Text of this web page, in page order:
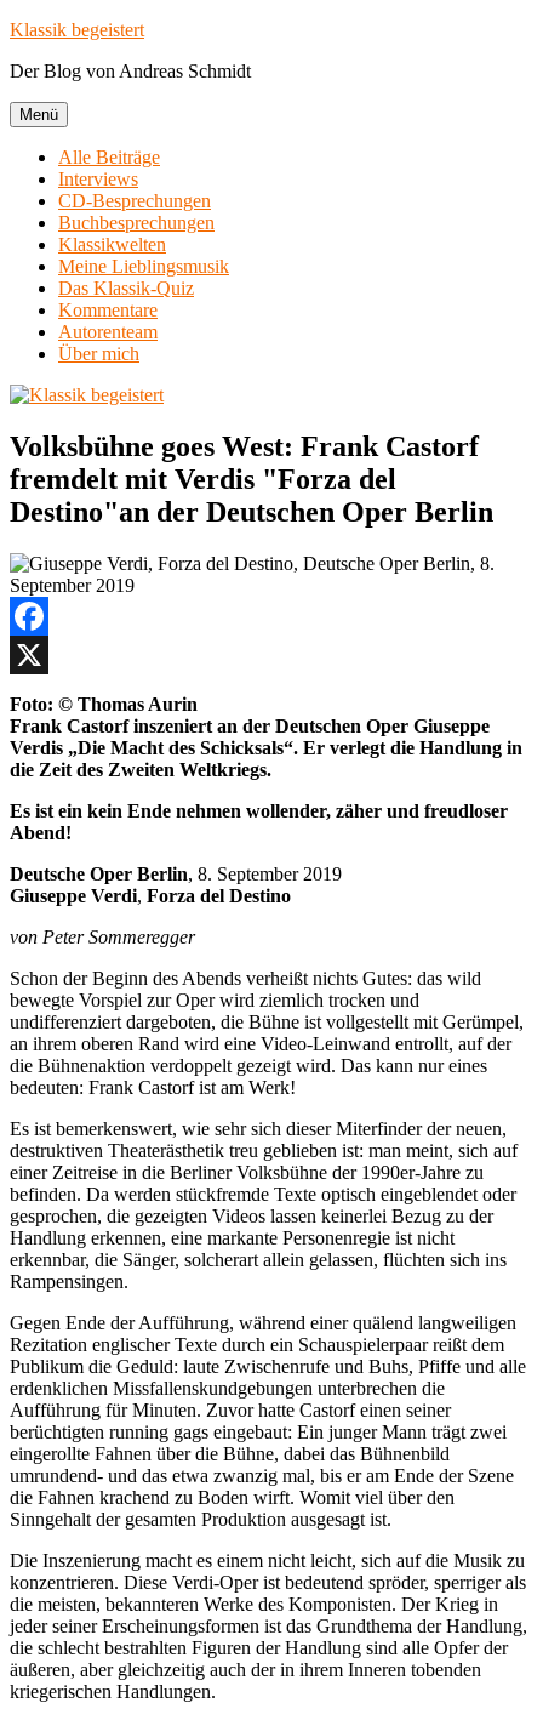
Zum
springen
Klassik begeistert
Der Blog von Andreas Schmidt
Menü
Alle Beiträge
Interviews
CD-Besprechungen
Buchbesprechungen
Klassikwelten
Meine Lieblingsmusik
Das Klassik-Quiz
Kommentare
Autorenteam
Über mich
Volksbühne goes West: Frank Castorf
fremdelt mit Verdis "Forza del
Destino"an der Deutschen Oper Berlin
Facebook
X
Foto: © Thomas Aurin
Frank Castorf inszeniert an der Deutschen Oper Giuseppe
Verdis „Die Macht des Schicksals“. Er verlegt die Handlung in
die Zeit des Zweiten Weltkriegs.
Es ist ein kein Ende nehmen wollender, zäher und freudloser
Abend!
Deutsche Oper Berlin, 8. September 2019
Giuseppe Verdi, Forza del Destino
von Peter Sommeregger
Schon der Beginn des Abends verheißt nichts Gutes: das wild
bewegte Vorspiel zur Oper wird ziemlich trocken und
undifferenziert dargeboten, die Bühne ist vollgestellt mit Gerümpel,
an ihrem oberen Rand wird eine Video-Leinwand entrollt, auf der
die Bühnenaktion verdoppelt gezeigt wird. Das kann nur eines
bedeuten: Frank Castorf ist am Werk!
Es ist bemerkenswert, wie sehr sich dieser Miterfinder der neuen,
destruktiven Theaterästhetik treu geblieben ist: man meint, sich auf
einer Zeitreise in die Berliner Volksbühne der 1990er-Jahre zu
befinden. Da werden stückfremde Texte optisch eingeblendet oder
gesprochen, die gezeigten Videos lassen keinerlei Bezug zu der
Handlung erkennen, eine markante Personenregie ist nicht
erkennbar, die Sänger, solcherart allein gelassen, flüchten sich ins
Rampensingen.
Gegen Ende der Aufführung, während einer quälend langweiligen
Rezitation englischer Texte durch ein Schauspielerpaar reißt dem
Publikum die Geduld: laute Zwischenrufe und Buhs, Pfiffe und alle
erdenklichen Missfallenskundgebungen unterbrechen die
Aufführung für Minuten. Zuvor hatte Castorf einen seiner
berüchtigten running gags eingebaut: Ein junger Mann trägt zwei
eingerollte Fahnen über die Bühne, dabei das Bühnenbild
umrundend- und das etwa zwanzig mal, bis er am Ende der Szene
die Fahnen krachend zu Boden wirft. Womit viel über den
Sinngehalt der gesamten Produktion ausgesagt ist.
Die Inszenierung macht es einem nicht leicht, sich auf die Musik zu
konzentrieren. Diese Verdi-Oper ist bedeutend spröder, sperriger als
die meisten, bekannteren Werke des Komponisten. Der Krieg in
jeder seiner Erscheinungsformen ist das Grundthema der Handlung,
die schlecht bestrahlten Figuren der Handlung sind alle Opfer der
äußeren, aber gleichzeitig auch der in ihrem Inneren tobenden
kriegerischen Handlungen.